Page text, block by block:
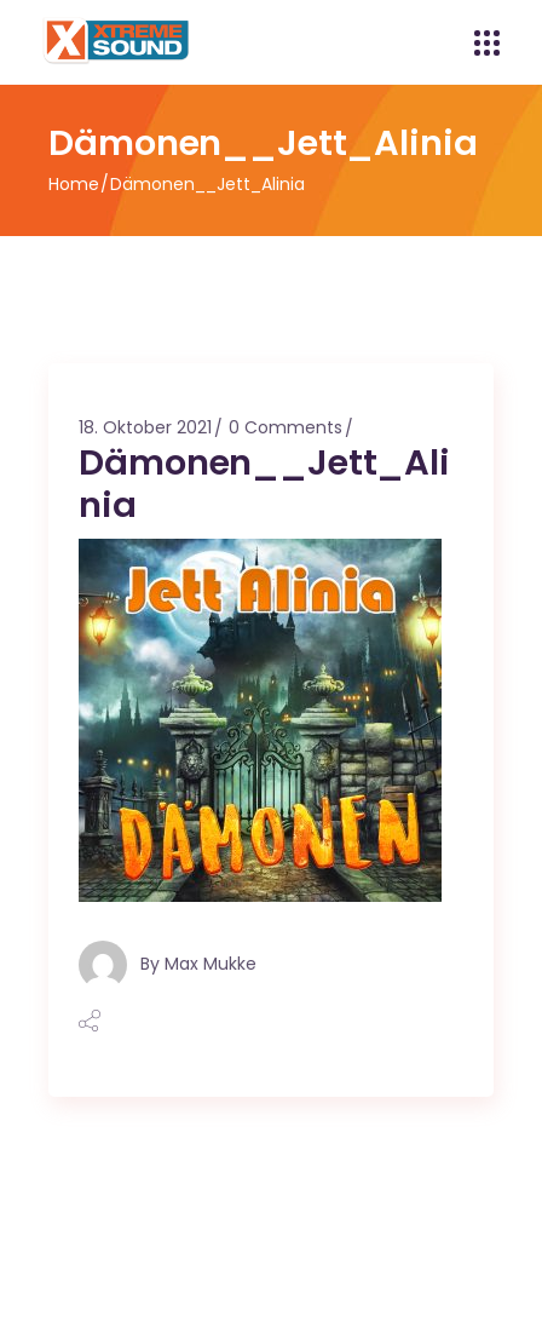
Dämonen__Jett_Alinia
Home Dämonen__Jett_Alinia
18. Oktober 2021 0 Comments
Dämonen__Jett_Ali
nia
By Max Mukke